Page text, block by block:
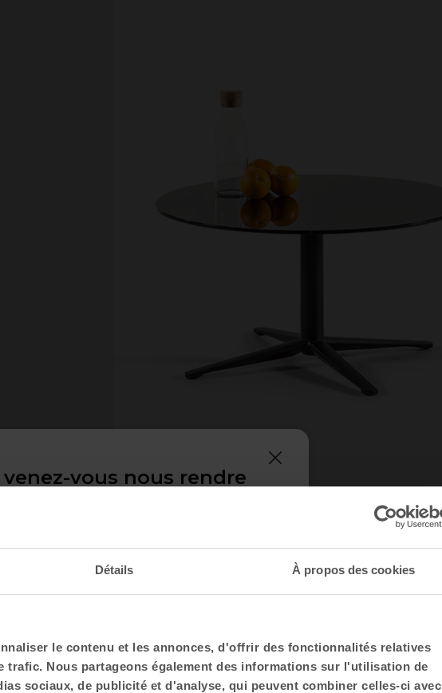
Détails À propos des cookies
le contenu et les annonces, d'offrir des fonctionnalités relatives
trafic. Nous partageons également des informations sur l'utilisation de
sociaux, de publicité et d'analyse, qui peuvent combiner celles-ci avec
venez-vous nous rendre
de produits adaptés à votre situation
Toutes les régions n'ont pas le